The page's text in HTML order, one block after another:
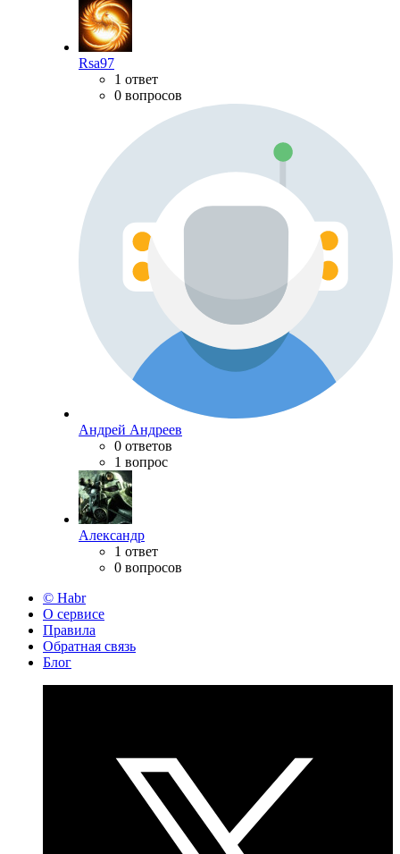
Rsa97
1 ответ
0 вопросов
Андрей Андреев
0 ответов
1 вопрос
Александр
1 ответ
0 вопросов
© Habr
О сервисе
Правила
Обратная связь
Блог